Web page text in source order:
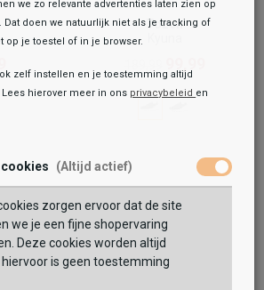
Tozen
we zo relevante advertenties laten zien op
Dat doen we natuurlijk niet als je tracking of
op je toestel of in je browser.
zelf instellen en je toestemming altijd
hierover meer in ons privacybeleid en
cookies (Altijd actief)
zorgen ervoor dat de site
we je een fijne shopervaring
Deze cookies worden altijd
is geen toestemming